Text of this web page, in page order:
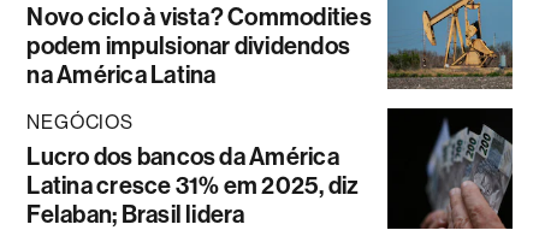
Novo ciclo à vista? Commodities
podem impulsionar dividendos
na América Latina
NEGÓCIOS
Lucro dos bancos da América
Latina cresce 31% em 2025, diz
Felaban; Brasil lidera